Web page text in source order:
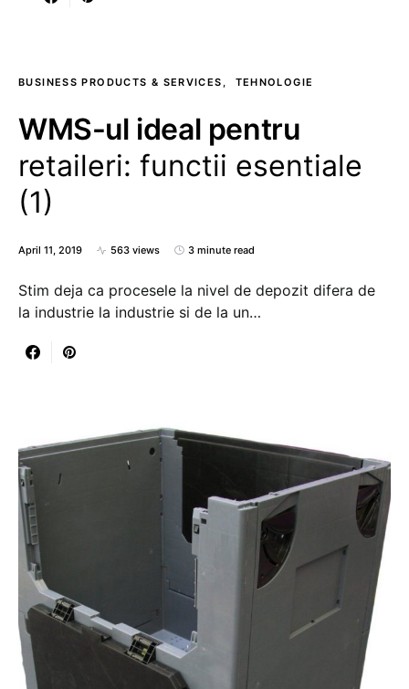
BUSINESS PRODUCTS & SERVICES TEHNOLOGIE
WMS-ul ideal pentru
retaileri: functii esentiale
(1)
April 11, 2019 563 views 3 minute read
Stim deja ca procesele la nivel de depozit difera de
la industrie la industrie si de la un…